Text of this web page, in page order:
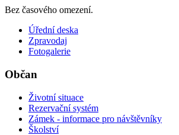
Bez časového omezení.
Úřední deska
Zpravodaj
Fotogalerie
Občan
Životní situace
Rezervační systém
Zámek - informace pro návštěvníky
Školství